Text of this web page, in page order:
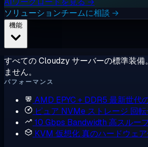
ソリューションチームに相談 →
すべての Cloudzy サーバーの標準装備
ません。
パフォーマンス
AMD EPYC + DDR5 最新世代
ピュア NVMe ストレージ 回
10 Gbps Bandwidth 高スルー
KVM 仮想化真のハードウェ